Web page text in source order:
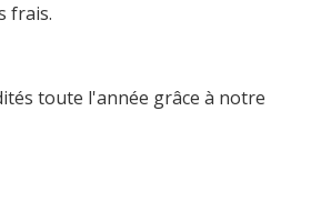
frais.
toute l'année grâce à notre